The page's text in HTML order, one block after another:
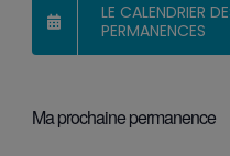
LE CALENDRIER
PERMANENCES
Ma prochaine permanence